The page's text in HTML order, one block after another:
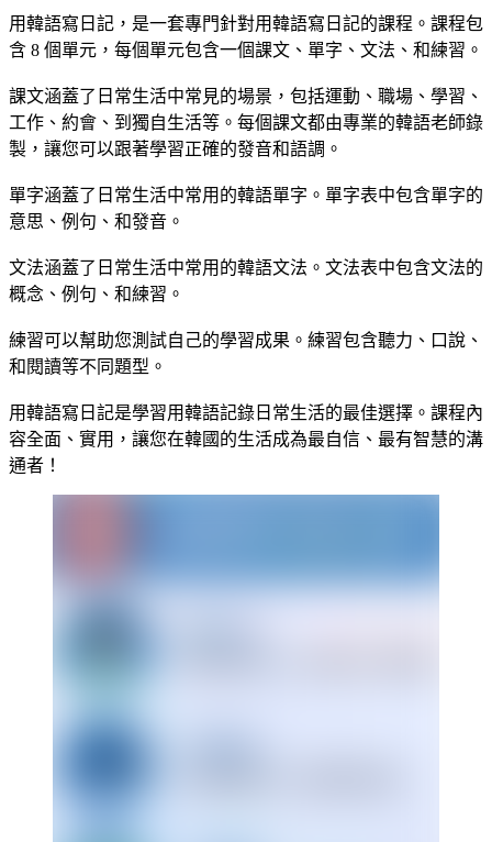
用韓語寫日記，是一套專門針對用韓語寫日記的課程。課程包
含 8 個單元，每個單元包含一個課文、單字、文法、和練習。
課文涵蓋了日常生活中常見的場景，包括運動、職場、學習、
工作、約會、到獨自生活等。每個課文都由專業的韓語老師錄
製，讓您可以跟著學習正確的發音和語調。
單字涵蓋了日常生活中常用的韓語單字。單字表中包含單字的
意思、例句、和發音。
文法涵蓋了日常生活中常用的韓語文法。文法表中包含文法的
概念、例句、和練習。
練習可以幫助您測試自己的學習成果。練習包含聽力、口說、
和閱讀等不同題型。
用韓語寫日記是學習用韓語記錄日常生活的最佳選擇。課程內
容全面、實用，讓您在韓國的生活成為最自信、最有智慧的溝
通者！